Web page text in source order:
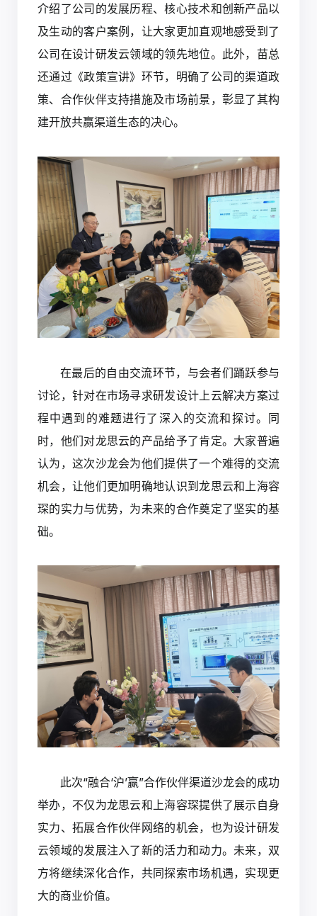
介绍了公司的发展历程、核心技术和创新产品以
及生动的客户案例，让大家更加直观地感受到了
公司在设计研发云领域的领先地位。此外，苗总
还通过《政策宣讲》环节，明确了公司的渠道政
策、合作伙伴支持措施及市场前景，彰显了其构
建开放共赢渠道生态的决心。
在最后的自由交流环节，与会者们踊跃参与
讨论，针对在市场寻求研发设计上云解决方案过
程中遇到的难题进行了深入的交流和探讨。同
时，他们对龙思云的产品给予了肯定。大家普遍
认为，这次沙龙会为他们提供了一个难得的交流
机会，让他们更加明确地认识到龙思云和上海容
琛的实力与优势，为未来的合作奠定了坚实的基
础。
此次“融合‘沪’赢”合作伙伴渠道沙龙会的成功
举办，不仅为龙思云和上海容琛提供了展示自身
实力、拓展合作伙伴网络的机会，也为设计研发
云领域的发展注入了新的活力和动力。未来，双
方将继续深化合作，共同探索市场机遇，实现更
大的商业价值。